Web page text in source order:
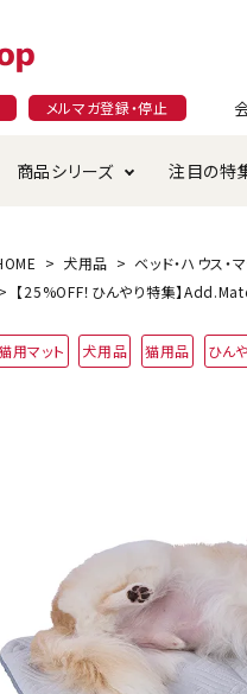
メルマガ登録・停止
おやつ
ベッド・ハウス・マット
お手入れ・ケア用品
サークル・ケージ・タ
商品シリーズ
素材そのまま
注目の特
無添加特集
穀物不使用のグレインフリー
ダイエット中にオススメ
会員特典について
オンラインショップ利
犬用品 ベッド・ハウス・マ
【25%OFF！ひんやり特集】
用マット 犬用品 猫用品 ひん